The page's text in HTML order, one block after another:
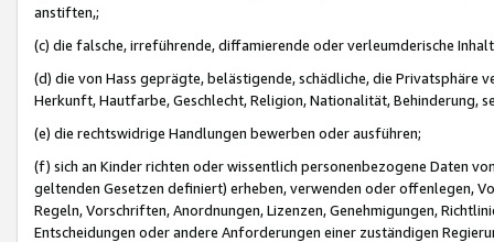
anstiften,;
(c) die falsche, irreführende, diffamierende oder verleumderische
(d) die von Hass geprägte, belästigende, schädliche, die Privatsphäre
Herkunft, Hautfarbe, Geschlecht, Religion, Nationalität, Behinderung,
(e) die rechtswidrige Handlungen bewerben oder ausführen;
(f) sich an Kinder richten oder wissentlich personenbezogene Daten
geltenden Gesetzen definiert) erheben, verwenden oder offenlegen,
Regeln, Vorschriften, Anordnungen, Lizenzen, Genehmigungen,
Entscheidungen oder andere Anforderungen einer zuständigen